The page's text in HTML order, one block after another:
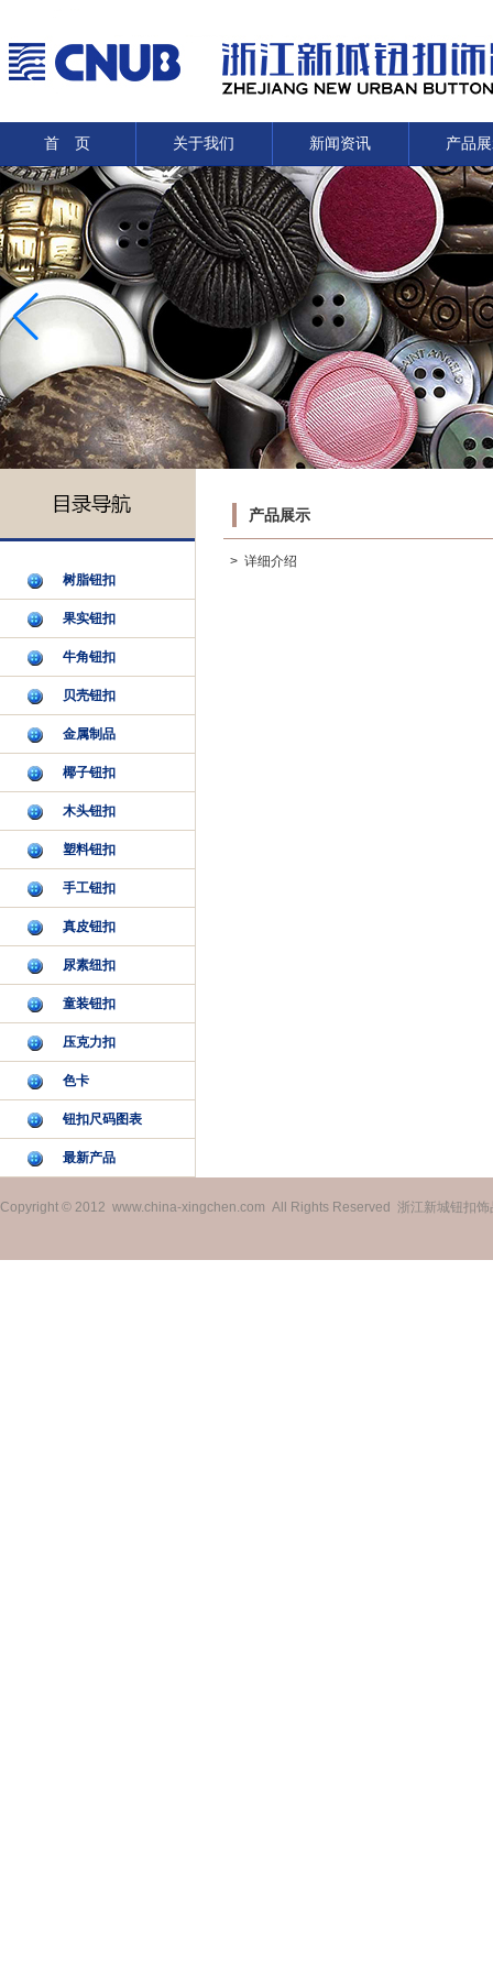
首 页 关于我们 新闻资讯 产品
树脂钮扣
果实钮扣
牛角钮扣
贝壳钮扣
金属制品
椰子钮扣
木头钮扣
塑料钮扣
手工钮扣
真皮钮扣
尿素纽扣
童装钮扣
压克力扣
色卡
钮扣尺码图表
最新产品
产品展示
> 详细介绍
Copyright © 2012 www.china-xingchen.com All Rights Reserved 浙江新城钮扣